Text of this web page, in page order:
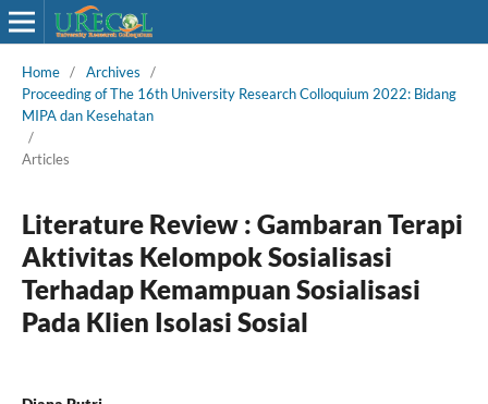
Home / Archives
/
Proceeding of The 16th University Research Colloquium 2022: Bidang
MIPA dan Kesehatan
/
Articles
Literature Review : Gambaran Terapi
Aktivitas Kelompok Sosialisasi
Terhadap Kemampuan Sosialisasi
Pada Klien Isolasi Sosial